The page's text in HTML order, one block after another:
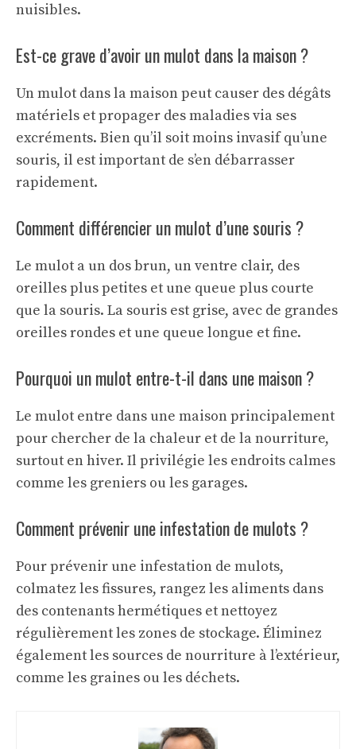
nuisibles.
Est-ce grave d’avoir un mulot dans la maison ?
Un mulot dans la maison peut causer des dégâts
matériels et propager des maladies via ses
excréments. Bien qu’il soit moins invasif qu’une
souris, il est important de s’en débarrasser
rapidement.
Comment différencier un mulot d’une souris ?
Le mulot a un dos brun, un ventre clair, des
oreilles plus petites et une queue plus courte
que la souris. La souris est grise, avec de grandes
oreilles rondes et une queue longue et fine.
Pourquoi un mulot entre-t-il dans une maison ?
Le mulot entre dans une maison principalement
pour chercher de la chaleur et de la nourriture,
surtout en hiver. Il privilégie les endroits calmes
comme les greniers ou les garages.
Comment prévenir une infestation de mulots ?
Pour prévenir une infestation de mulots,
colmatez les fissures, rangez les aliments dans
des contenants hermétiques et nettoyez
régulièrement les zones de stockage. Éliminez
également les sources de nourriture à l’extérieur,
comme les graines ou les déchets.